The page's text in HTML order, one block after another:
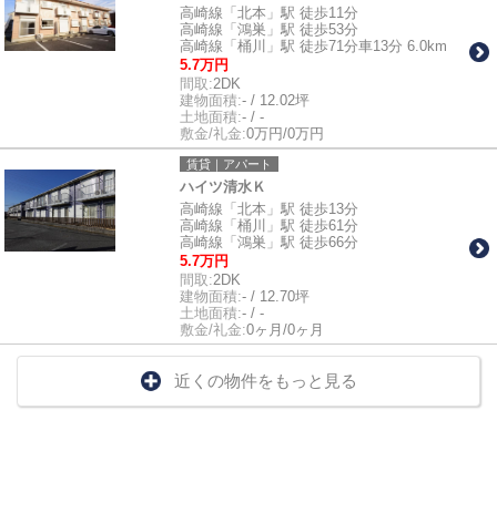
高崎線「北本」駅 徒歩11分
高崎線「鴻巣」駅 徒歩53分
高崎線「桶川」駅 徒歩71分車13分 6.0km
5.7万円
間取:2DK
建物面積:- / 12.02坪
土地面積:- / -
敷金/礼金:0万円/0万円
賃貸｜アパート
ハイツ清水Ｋ
高崎線「北本」駅 徒歩13分
高崎線「桶川」駅 徒歩61分
高崎線「鴻巣」駅 徒歩66分
5.7万円
間取:2DK
建物面積:- / 12.70坪
土地面積:- / -
敷金/礼金:0ヶ月/0ヶ月
近くの物件をもっと見る